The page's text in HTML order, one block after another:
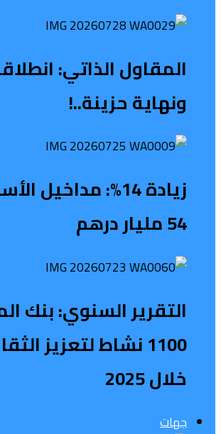
المقاول الذاتي:
ونهاية حزينة..!
زيادة 14%: مداخيل
54 مليار درهم
التقرير السنوي: بنك
1100 نشاط لتعزيز
خلال 2025
جهات